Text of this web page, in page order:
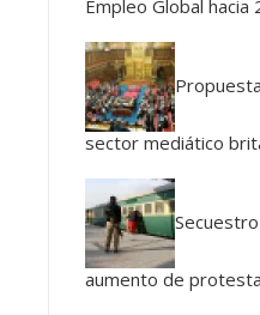
Empleo Global hacia
sector mediático
aumento de